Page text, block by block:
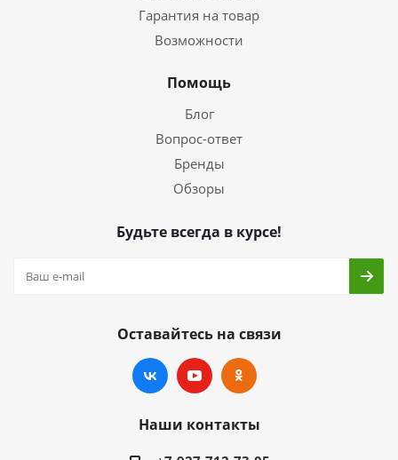
Гарантия на товар
Возможности
Помощь
Блог
Вопрос-ответ
Бренды
Обзоры
Будьте всегда в курсе!
Оставайтесь на связи
Наши контакты